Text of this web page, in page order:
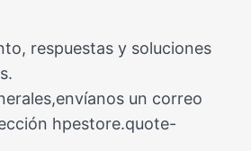
respuestas y soluciones
un correo
hpestore.quote-